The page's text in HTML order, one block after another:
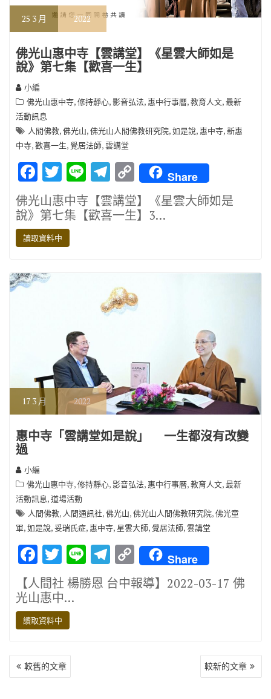
25 3 月 2022
佛光山惠中寺【雲講堂】《星雲大師如是
說》第七集【歡喜一生】
小編
佛光山惠中寺,修持靜心,影音弘法, 惠中行事曆,教育人文,最新
活動訊息
人間佛教,佛光山,佛光山人間佛教研究院,如是說, 惠中寺,新惠
中寺,歡喜一生, 覺居法師,雲講堂
F
ac
e
b
o
o
k
T
w
it
te
r
Li
n
e
T
el
e
C
o
p
k
Share
佛光山惠中寺【雲講堂】《星雲大師如是
說》第七集【歡喜一生】3…
讀取資料中
17 3 月 2022
惠中寺「雲講堂如是說」 一生都沒有改變
過
小編
佛光山惠中寺,修持靜心,影音弘法, 惠中行事曆,教育人文,最新
活動訊息,道場活動
人間佛教, 人間通訊社,佛光山,佛光山人間佛教研究院,佛光童
軍,如是說,妥瑞氏症, 惠中寺, 星雲大師, 覺居法師,雲講堂
F
ac
e
b
o
o
k
T
w
it
te
r
Li
n
e
T
el
e
C
o
p
Share
【人間社 楊勝恩 台中報導】2022-03-17 佛
光山惠中…
讀取資料中
文
章
較舊的文章 較新的文章